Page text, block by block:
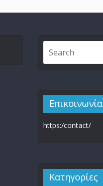
Επικοινωνία
https:/contact/
Kατηγορίες